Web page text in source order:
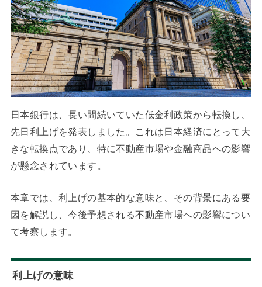
日本銀行は、長い間続いていた低金利政策から転換し、
先日利上げを発表しました。これは日本経済にとって大
きな転換点であり、特に不動産市場や金融商品への影響
が懸念されています。
本章では、利上げの基本的な意味と、その背景にある要
因を解説し、今後予想される不動産市場への影響につい
て考察します。
利上げの意味